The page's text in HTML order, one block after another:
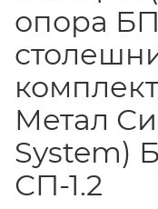
опора
Метал
System)
СП-1.2